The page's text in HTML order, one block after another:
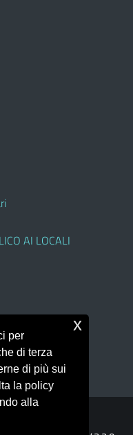
AI LOCALI
per
di terza
di più sui
la policy
alla
x